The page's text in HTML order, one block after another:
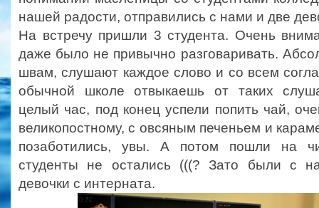
нашей радости, отправились с нами и две
На встречу пришли 3 студента. Очень
даже было не привычно разговаривать.
швам, слушают каждое слово и со всем
обычной школе отвыкаешь от таких
целый час, под конец успели попить чай,
великопостному, с овсяным печеньем и
позаботились, увы. А потом пошли на
студенты не остались (((? Зато были с
девочки с интерната.